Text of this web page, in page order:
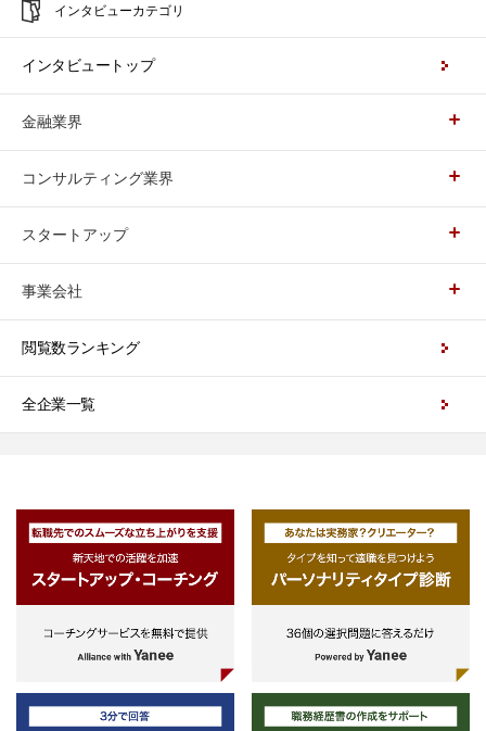
インタビューカテゴリ
インタビュートップ
金融業界
コンサルティング業界
スタートアップ
事業会社
閲覧数ランキング
全企業一覧